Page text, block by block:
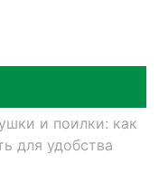
и поилки: как
для удобства